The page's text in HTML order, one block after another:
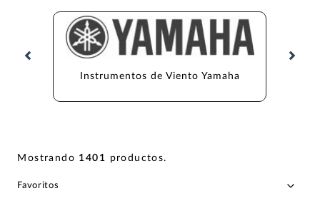
Instrumentos de Viento Yamaha
Mostrando 1401 productos.